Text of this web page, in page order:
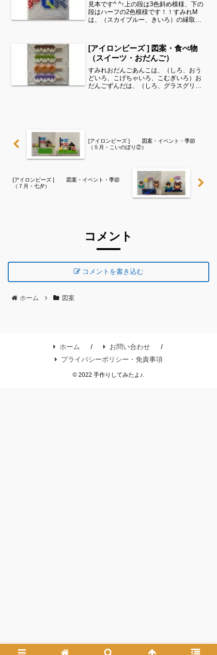
見本です^ ^↑上の段は3色斜め模様、下の
段はハーフの2色模様です！！すみれM
は、（スカイブルー、きいろ）の縁取り
ルーベリー ）の2段ずつの横縞柄Pは、
（ローズ、しろ...
[アイロンビーズ ] 図案・食べ物
（スイーツ・おだんご）
すみれおだんごあんこは、（しろ、おう
どいろ、こげちゃいろ、こむぎいろ）お
だんごずんだは、（しろ、グラスグリー
[アイロンビーズ ] 図案・イベント・季節
（５月・こいのぼり②）
[アイロンビーズ ] 図案・イベント・季節
（７月・七夕）
コメント
コメントを書き込む
ホーム 図案
ホーム
お問い合わせ
プライバシーポリシー・免責事項
© 2022 手作りしてみたよ♪.